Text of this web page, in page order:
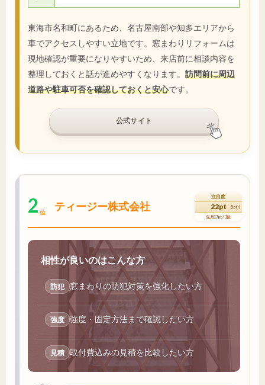
東海市名和町にあるため、名古屋南部や知多エリアから
車でアクセスしやすい立地です。窓まわりリフォームは
現地確認が重要になりやすいため、来店前に相談内容を
整理しておくと話が進めやすくなります。 訪問前に周辺
道路や駐車可否を確認しておくと安心です。
公式サイト
2 位 ティージー株式会社
注目度
22pt (5pt↑)
先月17pt / 3位
相性が良いのはこんな方
防犯 窓まわりの防犯対策を強化したい方
強度 強度・固定方法まで確認したい方
見積 取付費込みの見積を比較したい方